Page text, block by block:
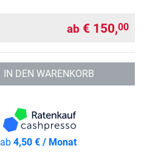
ab € 150,00
IN DEN WARENKORB
ab4,50 € / Monat